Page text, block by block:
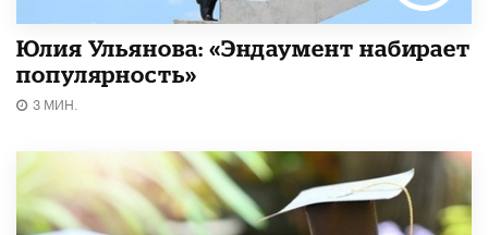
Юлия Ульянова: «Эндаумент набирает
популярность»
3 МИН.